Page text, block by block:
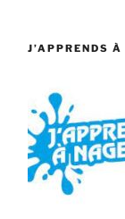
J’APPRENDS